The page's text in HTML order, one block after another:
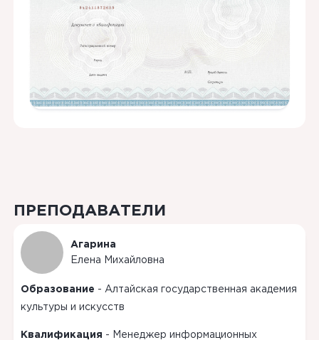
ПРЕПОДАВАТЕЛИ
Агарина
Елена
Михайловна
Образование - Алтайская государственная академия
культуры и искусств
Квалификация - Менеджер информационных